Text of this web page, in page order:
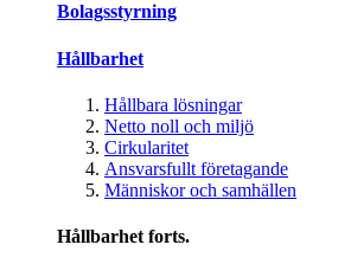
Bolagsstyrning
Hållbarhet
Hållbara lösningar
Netto noll och miljö
Cirkularitet
Ansvarsfullt företagande
Människor och samhällen
Hållbarhet forts.